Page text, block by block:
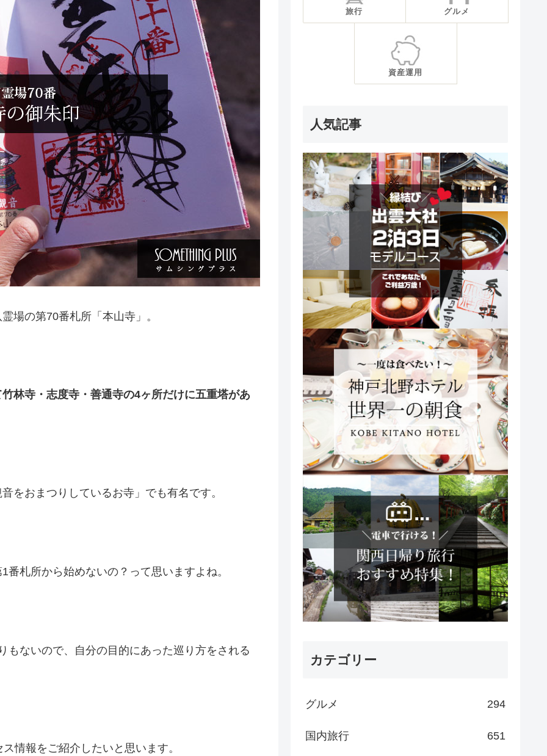
場の第70番札所「本山寺」。
林寺・志度寺・善通寺の4ヶ所だけに五重塔があ
をおまつりしているお寺」でも有名です。
札所から始めないの？って思いますよね。
もないので、自分の目的にあった巡り方をされる
情報をご紹介したいと思います。
旅行 グルメ
資産運用
人気記事
カテゴリー
グルメ 294
国内旅行 651